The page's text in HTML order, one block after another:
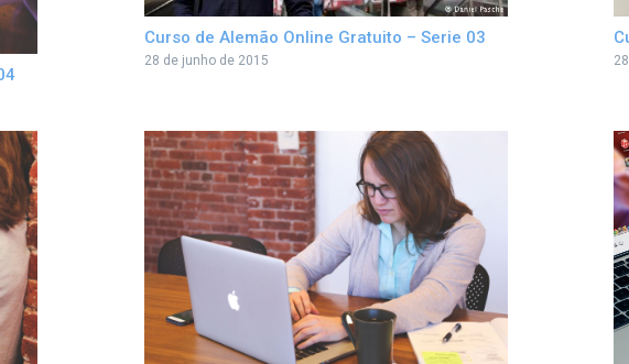
Curso de Alemão Online Gratuito – Serie 03
28 de junho de 2015